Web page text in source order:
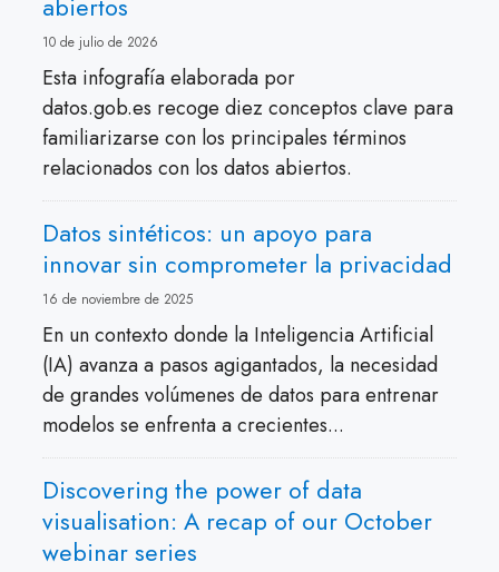
abiertos
10 de julio de 2026
Esta infografía elaborada por
datos.gob.es recoge diez conceptos clave para
familiarizarse con los principales términos
relacionados con los datos abiertos.
Datos sintéticos: un apoyo para
innovar sin comprometer la privacidad
16 de noviembre de 2025
En un contexto donde la Inteligencia Artificial
(IA) avanza a pasos agigantados, la necesidad
de grandes volúmenes de datos para entrenar
modelos se enfrenta a crecientes...
Discovering the power of data
visualisation: A recap of our October
webinar series